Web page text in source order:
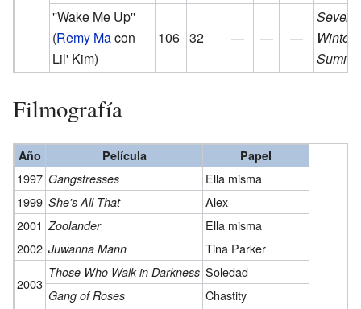
''Wake Me Up''
(Remy Macon
Lil' Kim)
106 32 — — —
Seven
Filmografía
Año Película Papel
1997 Gangstresses
Ella misma
1999 She's All That
Alex
2001 Zoolander
Ella misma
2002 Juwanna Mann Tina Parker
2003
Those Who Walk in Darkness Soledad
Gang of Roses Chastity